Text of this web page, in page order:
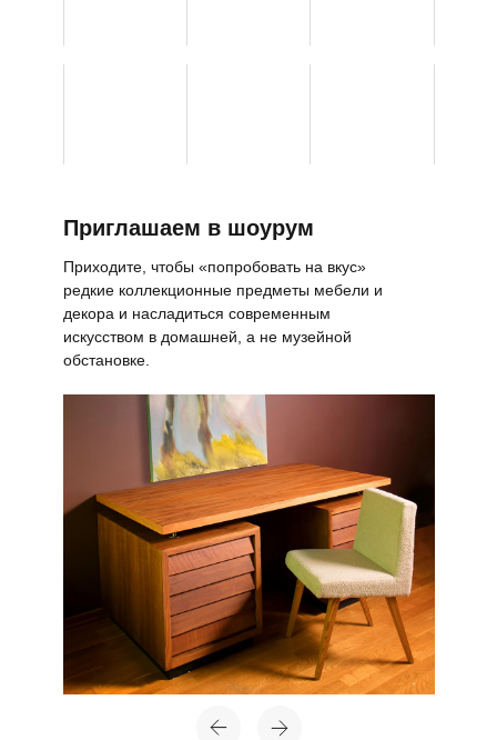
Приглашаем в шоурум
Приходите, чтобы «попробовать на вкус»
редкие коллекционные предметы мебели и
декора и насладиться современным
искусством в домашней, а не музейной
обстановке.